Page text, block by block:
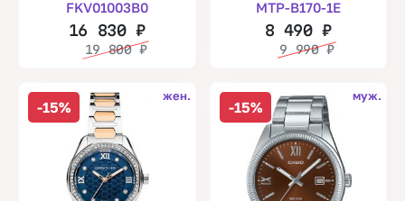
FKV01003B0
16 830₽
19 800₽
MTP-B170-1E
8 490₽
9 990₽
-15%
жен.
-15%
муж.